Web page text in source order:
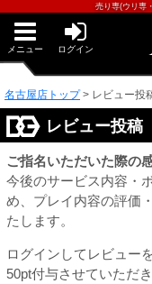
売り専(ウリ専・
メニュー ログイン
サテライト大宮
PUA柏
PUA'赤羽
PUA四日市
PUA津
PUA和歌山
PUA奈良
PUA加古川
PUA姫路
PUA鹿児島
名古屋店トップ> レビュー投
レビュー投稿
ご指名いただいた際の
今後のサービス内容・
め、プレイ内容の評価
たします。
ログインしてレビュー
50pt付与させていただ